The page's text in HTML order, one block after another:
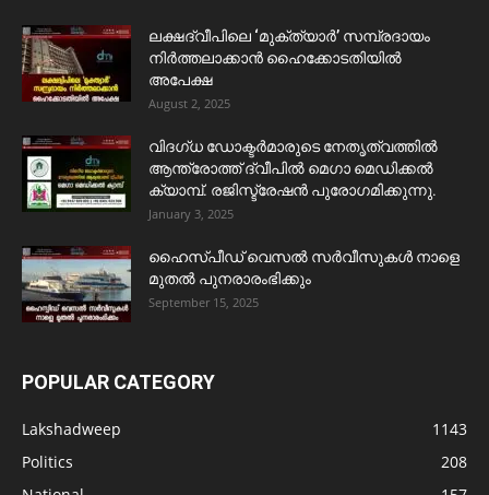
ലക്ഷദ്വീപിലെ ‘മുക്ത്യാർ’ സമ്പ്രദായം
നിർത്തലാക്കാൻ ഹൈക്കോടതിയിൽ
അപേക്ഷ
August 2, 2025
വിദഗ്ധ ഡോക്ടർമാരുടെ നേതൃത്വത്തിൽ
ആന്ത്രോത്ത് ദ്വീപിൽ മെഗാ മെഡിക്കൽ
ക്യാമ്പ്. രജിസ്ട്രേഷൻ പുരോഗമിക്കുന്നു.
January 3, 2025
ഹൈസ്പീഡ് വെസൽ സർവീസുകൾ നാളെ
മുതൽ പുനരാരംഭിക്കും
September 15, 2025
POPULAR CATEGORY
Lakshadweep
1143
Politics
208